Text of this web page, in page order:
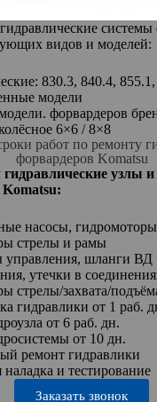
системы
видов и моделей:
830.3, 840.4,
модели
форвардеров
6×6 / 8×8
работ по ремонту
форвардеров Komatsu
узлы
насосы, гидромоторы
стрелы и рамы
управления, шланги ВД
утечки в
стрелы/захвата/
гидравлики от 1 раб.
от 6 раб. дн.
от 10 дн.
ремонт гидравлики
и тестирование
Заказать звонок